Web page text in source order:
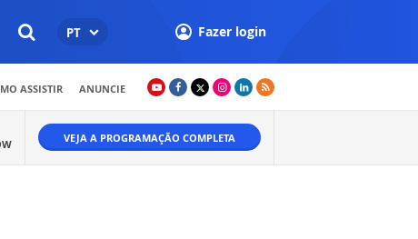
PT Fazer login
ASSISTIR ANUNCIE
VEJA A PROGRAMAÇÃO COMPLETA